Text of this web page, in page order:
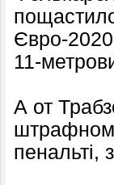
Євро-2020
11-
А от
пенальті,